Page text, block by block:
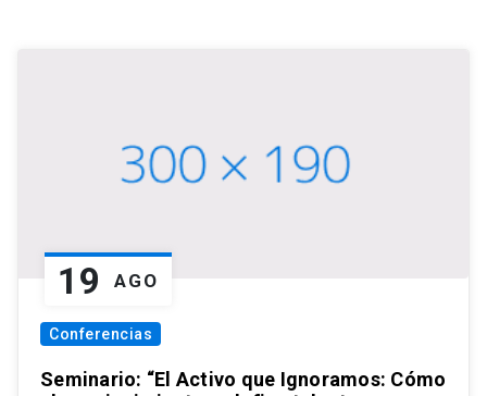
19 AGO
Conferencias
Seminario: “El Activo que Ignoramos: Cómo